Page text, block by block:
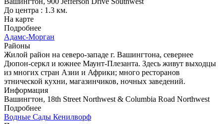
До центра : 1.3 км.
На карте
Подробнее
Адамс-Морган
Районы
Жилой район на северо-западе г. Вашингтона, севернее
Дюпон-серкл и южнее Маунт-Плезанта. Здесь живут выходцы
из многих стран Азии и Африки; много ресторанов
этнической кухни, магазинчиков, ночных заведений.
Информация
Вашингтон, 18th Street Northwest & Columbia Road Northwest
Подробнее
Водные Сады Кенилворф